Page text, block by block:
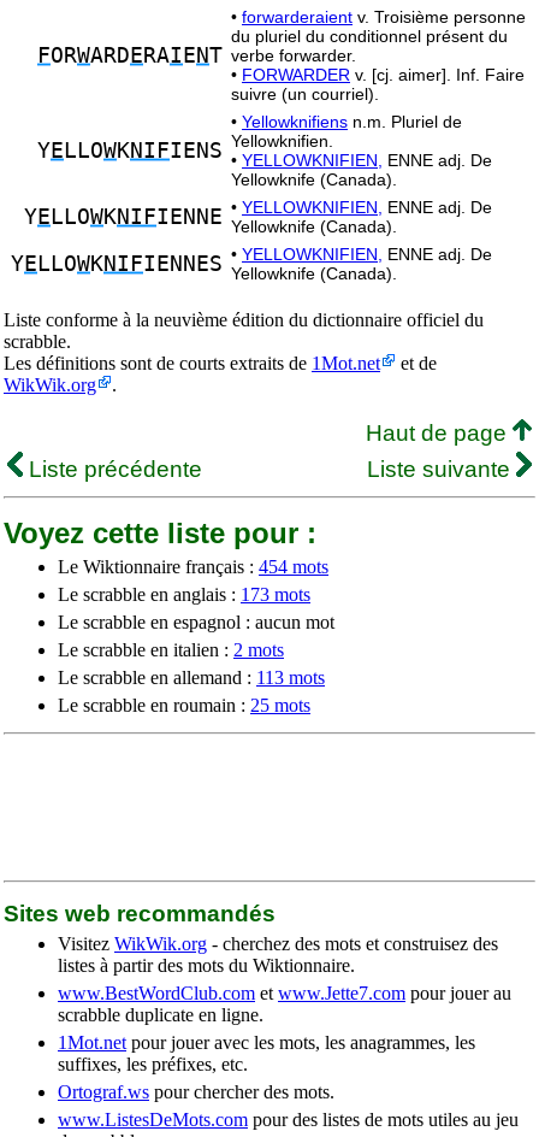
FORWARD E RAI E NT
• forwarderaient v. Troisième personne
du pluriel du conditionnel présent du
verbe forwarder.
• FORWARDER v. [cj. aimer]. Inf. Faire
suivre (un courriel).
YE LLOWKNIFIENS
• Yellowknifiens n.m. Pluriel de
Yellowknifien.
• YELLOWKNIFIEN,
ENNE adj. De
Yellowknife (Canada).
YE LLOWKNIFIENNE • YELLOWKNIFIEN,
ENNE adj. De
Yellowknife (Canada).
YE LLOWKNIFIENNES • YELLOWKNIFIEN,
ENNE adj. De
Yellowknife (Canada).
Liste conforme à la neuvième édition du dictionnaire officiel du
scrabble.
Les définitions sont de courts extraits de 1Mot.net
et de
WikWik.org
.
Haut de page
Liste précédente
Liste suivante
Voyez cette liste pour :
Le Wiktionnaire français : 454 mots
Le scrabble en anglais : 173 mots
Le scrabble en espagnol : aucun mot
Le scrabble en italien : 2 mots
Le scrabble en allemand : 113 mots
Le scrabble en roumain : 25 mots
Sites web recommandés
Visitez WikWik.org - cherchez des mots et construisez des
listes à partir des mots du Wiktionnaire.
www.BestWordClub.com et www.Jette7.com pour jouer au
scrabble duplicate en ligne.
1Mot.net pour jouer avec les mots, les anagrammes, les
suffixes, les préfixes, etc.
Ortograf.ws pour chercher des mots.
www.ListesDeMots.com pour des listes de mots utiles au jeu